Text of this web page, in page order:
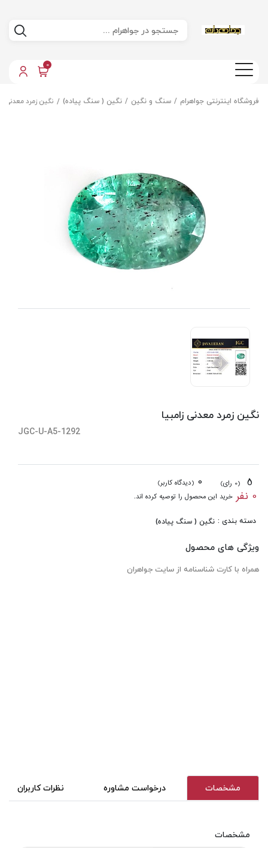
0
فروشگاه اینترنتی جواهرام سنگ و نگین نگین ( سنگ پیاده) نگین زمرد معدنی
نگین زمرد معدنی زامبیا
JGC-U-A5-1292
(0 رای) 0 (دیدگاه کاربر)
0 نفر خرید این محصول را توصیه کرده اند.
دسته بندی : نگین ( سنگ پیاده)
ویژگی های محصول
همراه با کارت شناسنامه از سایت جواهران
مشخصات درخواست مشاوره نظرات کاربران
مشخصات